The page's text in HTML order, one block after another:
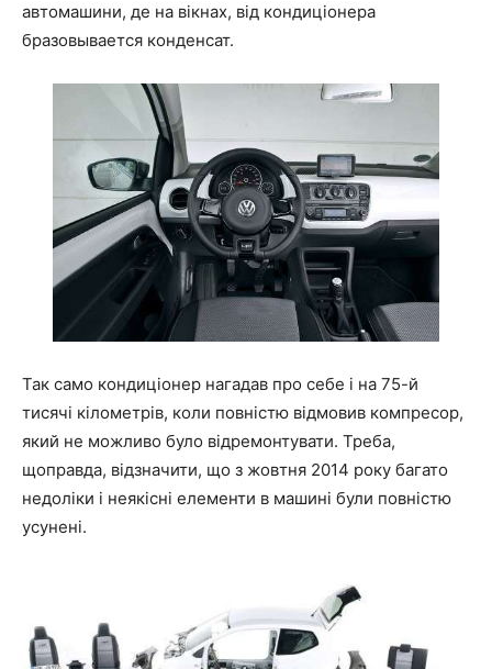
автомашини, де на вікнах, від кондиціонера
бразовывается конденсат.
Так само кондиціонер нагадав про себе і на 75-й
тисячі кілометрів, коли повністю відмовив компресор,
який не можливо було відремонтувати. Треба,
щоправда, відзначити, що з жовтня 2014 року багато
недоліки і неякісні елементи в машині були повністю
усунені.